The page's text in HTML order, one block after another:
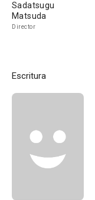
Sadatsugu
Matsuda
Director
Escritura